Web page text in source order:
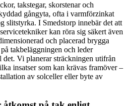
takstegar, skorstenar och
gångyta, ofta i varmförzinkat
slitstyrka. I Smedstorp innebär det att
kan röra sig säkert även
och placerad brygga
takbeläggningen och leder
det. Vi planerar sträckningen utifrån
insatser som kan krävas framöver –
av solceller eller byte av